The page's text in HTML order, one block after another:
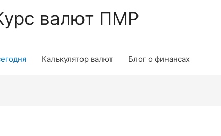
валют ПМР
Калькулятор валют Блог о финансах